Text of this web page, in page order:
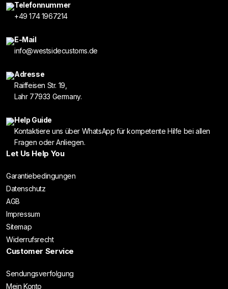
Telefonnummer
+49 174 1967214
E-Mail
info@westsidecustoms.de
Adresse
Raiffeisen Str. 19,
Lahr 77933 Germany.
Help Guide
Kontaktiere uns über WhatsApp für kompetente Hilfe bei allen
Fragen oder Anliegen.
Let Us Help You
Garantiebedingungen
Datenschutz
AGB
Impressum
Sitemap
Widerrufsrecht
Customer Service
Sendungsverfolgung
Mein Konto